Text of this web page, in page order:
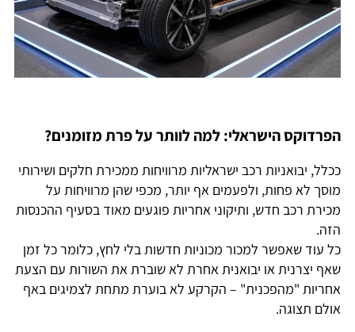
הפרדוקס הישראלי: למה לוותר על פרת מזומנים?
ככלל, יבואניות רכב ישראליות מרוויחות ממכירת חלקים ושירותי
מוסך לא פחות, ולפעמים אף יותר, מכפי שהן מרוויחות על
מכירת רכב חדש, ותיקוני אחריות פוגעים מאוד בסעיף ההכנסות
הזה.
כל עוד שאפשר למכור מכוניות חדשות בלי לחץ, כלומר כל זמן
שאף יצרנית או יבואנית אחרת לא שוברת את השורות עם הצעת
אחריות "מהפכנית" – הקרקע לא בוערת מתחת לצמיגים באף
אולם תצוגה.